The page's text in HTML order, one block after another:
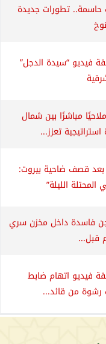
حاسمة.. تطورات جديدة
فيديو “سيدة الدجل”
مباشرًا بين شمال
تعزز...
بعد قصف ضاحية بيروت:
المحتلة الليلة”
دواجن فاسدة داخل مخزن سري
قبل...
فيديو اتهام ضابط
من قائد...